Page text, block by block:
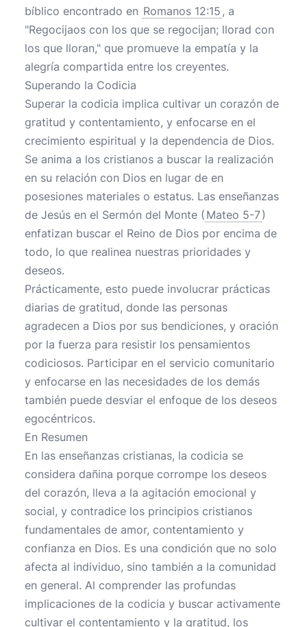
bíblico encontrado en Romanos 12:15 , a
"Regocijaos con los que se regocijan; llorad con
los que lloran," que promueve la empatía y la
alegría compartida entre los creyentes.
Superando la Codicia
Superar la codicia implica cultivar un corazón de
gratitud y contentamiento, y enfocarse en el
crecimiento espiritual y la dependencia de Dios.
Se anima a los cristianos a buscar la realización
en su relación con Dios en lugar de en
posesiones materiales o estatus. Las enseñanzas
de Jesús en el Sermón del Monte ( Mateo 5-7)
enfatizan buscar el Reino de Dios por encima de
todo, lo que realinea nuestras prioridades y
deseos.
Prácticamente, esto puede involucrar prácticas
diarias de gratitud, donde las personas
agradecen a Dios por sus bendiciones, y oración
por la fuerza para resistir los pensamientos
codiciosos. Participar en el servicio comunitario
y enfocarse en las necesidades de los demás
también puede desviar el enfoque de los deseos
egocéntricos.
En Resumen
En las enseñanzas cristianas, la codicia se
considera dañina porque corrompe los deseos
del corazón, lleva a la agitación emocional y
social, y contradice los principios cristianos
fundamentales de amor, contentamiento y
confianza en Dios. Es una condición que no solo
afecta al individuo, sino también a la comunidad
en general. Al comprender las profundas
implicaciones de la codicia y buscar activamente
cultivar el contentamiento y la gratitud, los